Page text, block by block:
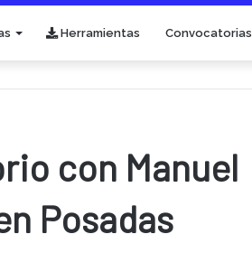
Herramientas Convocatorias
con Manuel
Posadas